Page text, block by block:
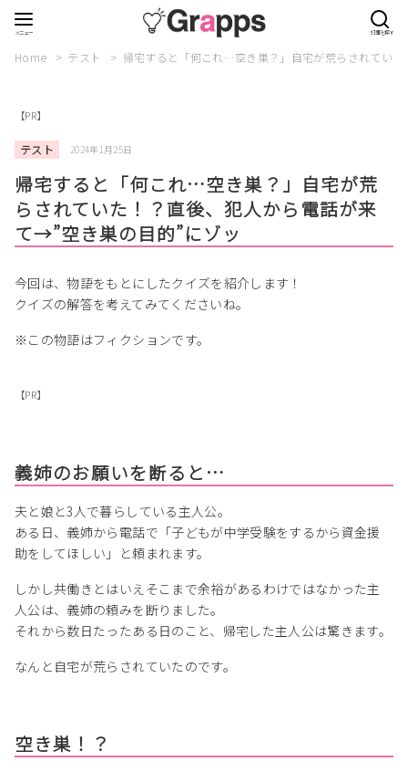
Home テスト 帰宅すると「何これ…空き巣？」自宅が荒らされてい
【PR】
テスト 2024年1月25日
帰宅すると「何これ…空き巣？」自宅が荒
らされていた！？直後、犯人から電話が来
て→”空き巣の目的”にゾッ
今回は、物語をもとにしたクイズを紹介します！
クイズの解答を考えてみてくださいね。
※この物語はフィクションです。
【PR】
義姉のお願いを断ると…
夫と娘と3人で暮らしている主人公。
ある日、義姉から電話で「子どもが中学受験をするから資金援
助をしてほしい」と頼まれます。
しかし共働きとはいえそこまで余裕があるわけではなかった主
人公は、義姉の頼みを断りました。
それから数日たったある日のこと、帰宅した主人公は驚きます。
なんと自宅が荒らされていたのです。
空き巣！？